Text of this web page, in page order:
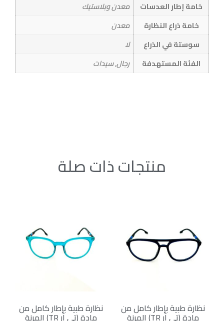
خامة إطار العدسات
معدن وبلاستيك
خامة ذراع النظارة
معدن
سوستة في الذراع
لا
الفئة المستهدفة
رجال, سيدات
منتجات ذات صلة
نظارة طبية بإطار كامل من
مادة (تي آر TR) المرنة
نظارة طبية بإطار كامل من
مادة (تي آر TR) المرنة